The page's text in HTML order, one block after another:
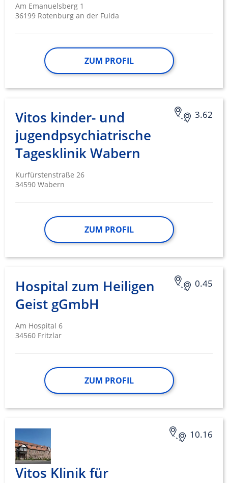
Am Emanuelsberg 1
36199 Rotenburg an der Fulda
ZUM PROFIL
3.62
Vitos kinder- und
jugendpsychiatrische
Tagesklinik Wabern
Kurfürstenstraße 26
34590 Wabern
ZUM PROFIL
0.45
Hospital zum Heiligen
Geist gGmbH
Am Hospital 6
34560 Fritzlar
ZUM PROFIL
10.16
Vitos Klinik für